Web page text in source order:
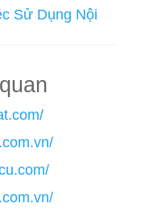
Sử Dụng Nội